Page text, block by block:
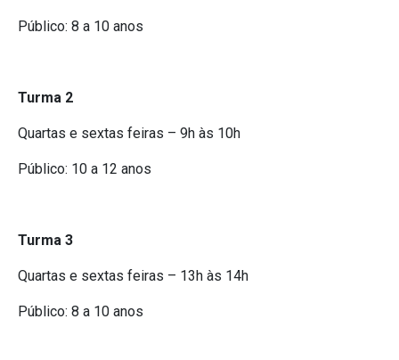
Público: 8 a 10 anos
Turma 2
Quartas e sextas feiras – 9h às 10h
Público: 10 a 12 anos
Turma 3
Quartas e sextas feiras – 13h às 14h
Público: 8 a 10 anos